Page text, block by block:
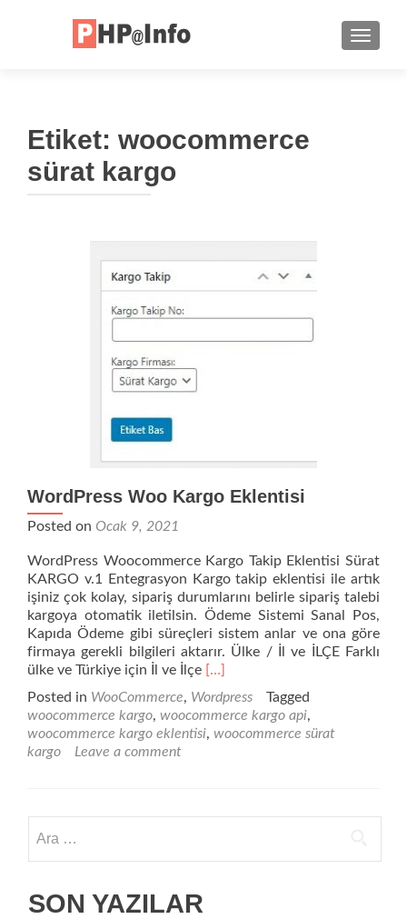
Etiket: woocommerce
sürat kargo
WordPress Woo Kargo Eklentisi
Posted on Ocak 9, 2021
WordPress Woocommerce Kargo Takip Eklentisi Sürat
KARGO v.1 Entegrasyon Kargo takip eklentisi ile artık
işiniz çok kolay, sipariş durumlarını belirle sipariş talebi
kargoya otomatik iletilsin. Ödeme Sistemi Sanal Pos,
Kapıda Ödeme gibi süreçleri sistem anlar ve ona göre
firmaya gerekli bilgileri aktarır. Ülke / İl ve İLÇE Farklı
ülke ve Türkiye için İl ve İlçe Read
about
WordPress
Woo
[…]
Posted in WooCommerce, Wordpress
Tagged
woocommerce kargo, woocommerce kargo api,
woocommerce kargo eklentisi, woocommerce sürat
kargo
Leave a comment
SON YAZILAR